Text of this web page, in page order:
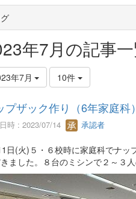
年7月の記事
年7月 10件
プザック作り（6年家庭科）
時 : 2023/07/14 承認者
日(火)５・６校時に家庭科でナッ
ました。８台のミシンで２～３